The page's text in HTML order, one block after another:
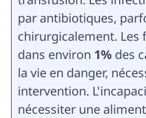
par antibiotiques,
chirurgicalement. Les
dans environ 1%des
la vie en danger,
intervention.
nécessiter une